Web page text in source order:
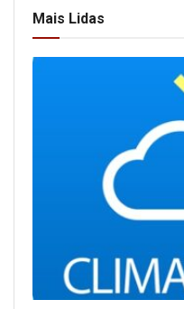
Mais Lidas